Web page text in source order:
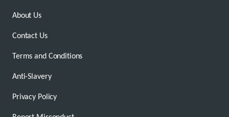
About Us
Contact Us
Terms and Conditions
Anti-Slavery
Privacy Policy